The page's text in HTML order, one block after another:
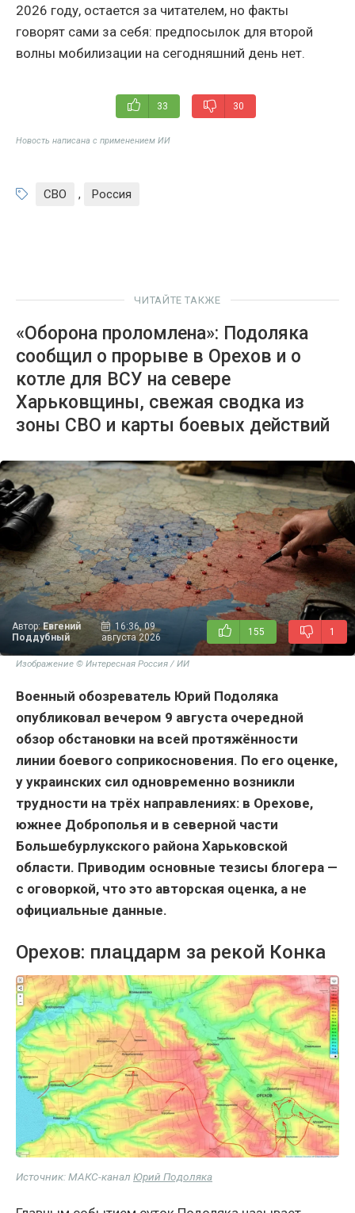
2026 году, остается за читателем, но факты
говорят сами за себя: предпосылок для второй
волны мобилизации на сегодняшний день нет.
33 30
Новость написана с применением ИИ
СВО , Россия
ЧИТАЙТЕ ТАКЖЕ
«Оборона проломлена»: Подоляка
сообщил о прорыве в Орехов и о
котле для ВСУ на севере
Харьковщины, свежая сводка из
зоны СВО и карты боевых действий
Автор:Евгений
Поддубный
16:36, 09
августа 2026
155 1
Изображение © Интересная Россия / ИИ
Военный обозреватель Юрий Подоляка
опубликовал вечером 9 августа очередной
обзор обстановки на всей протяжённости
линии боевого соприкосновения. По его оценке,
у украинских сил одновременно возникли
трудности на трёх направлениях: в Орехове,
южнее Доброполья и в северной части
Большебурлукского района Харьковской
области. Приводим основные тезисы блогера —
с оговоркой, что это авторская оценка, а не
официальные данные.
Орехов: плацдарм за рекой Конка
Источник: МАКС-канал Юрий Подоляка